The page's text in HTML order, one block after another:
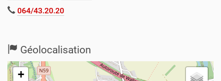
064/43.20.20
Géolocalisation
+